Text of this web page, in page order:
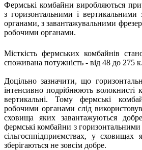
Фермські комбайни виробляються
з горизонтальними і
органами, з завантажувальними
робочими органами.
Місткість фермських комбайнів
споживана потужність - від 48 до 275
Доцільно зазначити, що
інтенсивно подрібнюють волокнисті
вертикальні. Тому фермські
робочими органами слід
сховища яких завантажуються
фермські комбайни з
сільгосппідприємствах, у сховищах
зберігаються не зовсім добре.